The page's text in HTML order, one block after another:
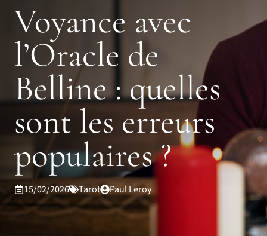
Voyance avec
l’Oracle de
Belline : quelles
sont les erreurs
populaires ?
15/02/2026 Tarot Paul Leroy